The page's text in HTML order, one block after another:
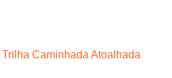
Caminhada Atoalhada